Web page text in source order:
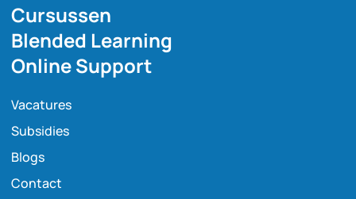
Cursussen
Blended Learning
Online Support
Vacatures
Subsidies
Blogs
Contact